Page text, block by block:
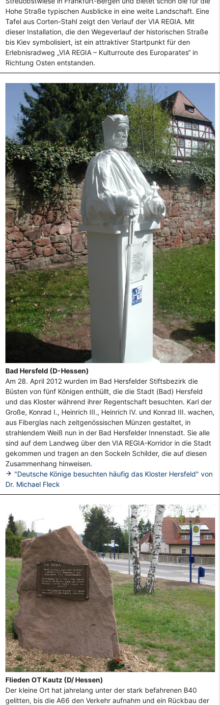
Hohe Straße typischen Ausblicke in eine weite Landschaft. Eine
Tafel aus Corten-Stahl zeigt den Verlauf der VIA REGIA. Mit
dieser Installation, die den Wegeverlauf der historischen Straße
bis Kiev symbolisiert, ist ein attraktiver Startpunkt für den
Erlebnisradweg „VIA REGIA – Kulturroute des Europarates“ in
Richtung Osten entstanden.
Bad Hersfeld (D-Hessen)
Am 28. April 2012 wurden im Bad Hersfelder Stiftsbezirk die
Büsten von fünf Königen enthüllt, die die Stadt (Bad) Hersfeld
und das Kloster während ihrer Regentschaft besuchten. Karl der
Große, Konrad I., Heinrich III., Heinrich IV. und Konrad III. wachen,
aus Fiberglas nach zeitgenössischen Münzen gestaltet, in
strahlendem Weiß nun in der Bad Hersfelder Innenstadt. Sie alle
sind auf dem Landweg über den VIA REGIA-Korridor in die Stadt
gekommen und tragen an den Sockeln Schilder, die auf diesen
Zusammenhang hinweisen.
arrow_forward "Deutsche Könige besuchten häufig das Kloster Hersfeld" von
Dr. Michael Fleck
Flieden OT Kautz (D/ Hessen)
Der kleine Ort hat jahrelang unter der stark befahrenen B40
gelitten, bis die A66 den Verkehr aufnahm und ein Rückbau der